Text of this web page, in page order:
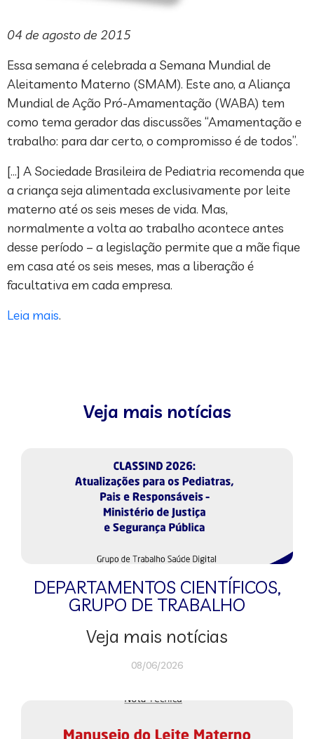
04 de agosto de 2015
Essa semana é celebrada a Semana Mundial de
Aleitamento Materno (SMAM). Este ano, a Aliança
Mundial de Ação Pró-Amamentação (WABA) tem
como tema gerador das discussões “Amamentação e
trabalho: para dar certo, o compromisso é de todos”.
[…] A Sociedade Brasileira de Pediatria recomenda que
a criança seja alimentada exclusivamente por leite
materno até os seis meses de vida. Mas,
normalmente a volta ao trabalho acontece antes
desse período – a legislação permite que a mãe fique
em casa até os seis meses, mas a liberação é
facultativa em cada empresa.
Leia mais.
Veja mais notícias
DEPARTAMENTOS CIENTÍFICOS,
GRUPO DE TRABALHO
Veja mais notícias
08/06/2026